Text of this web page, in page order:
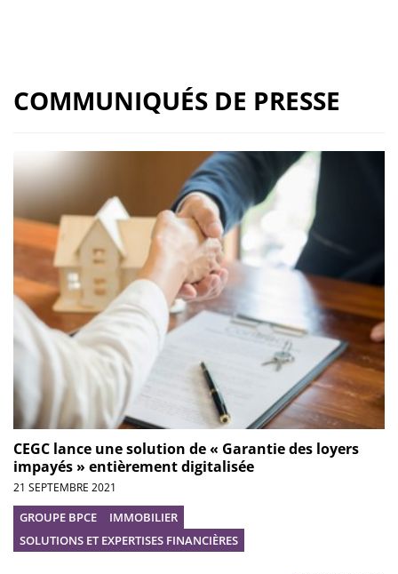
COMMUNIQUÉS DE PRESSE
CEGC lance une solution de « Garantie des loyers
impayés » entièrement digitalisée
21 SEPTEMBRE 2021
GROUPE BPCE
IMMOBILIER
SOLUTIONS ET EXPERTISES FINANCIÈRES